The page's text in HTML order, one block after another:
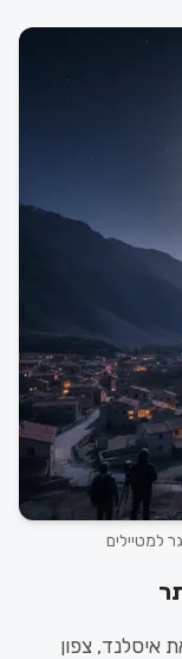
למטיילים
איסלנד, צפון